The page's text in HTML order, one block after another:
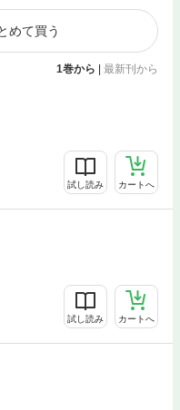
めて買う
1巻から 最新刊から
試し読み カートへ
試し読み カートへ